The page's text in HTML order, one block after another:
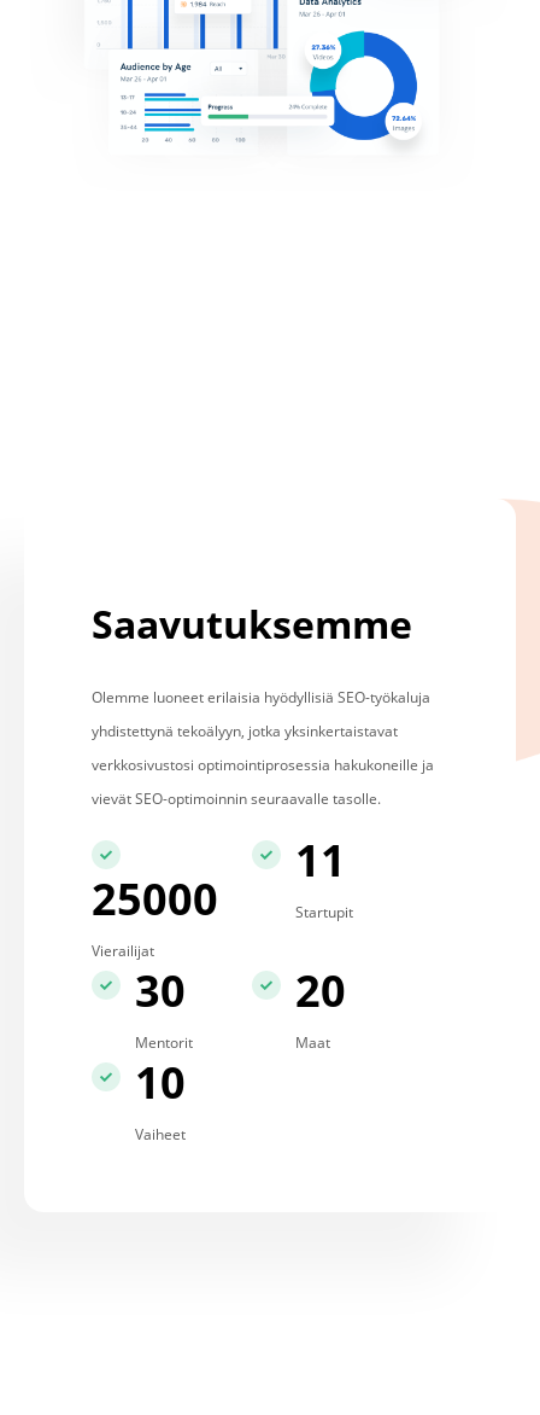
Saavutuksemme
Olemme luoneet erilaisia hyödyllisiä SEO-työkaluja
yhdistettynä tekoälyyn, jotka yksinkertaistavat
verkkosivustosi optimointiprosessia hakukoneille ja
vievät SEO-optimoinnin seuraavalle tasolle.
25000
Vierailijat
11
Startupit
30
Mentorit
20
Maat
10
Vaiheet